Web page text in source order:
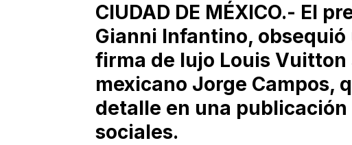
CIUDAD DE MÉXICO.- El
Gianni Infantino,
firma de lujo Louis
mexicano Jorge Campos,
detalle en una
sociales.